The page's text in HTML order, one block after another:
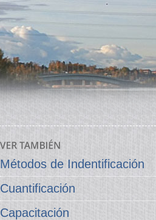
Métodos de Indentificación
Cuantificación
Capacitación